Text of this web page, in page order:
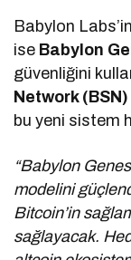
Babylon
ise Babylon
güvenliğini
Network (BSN)
bu yeni sistem
“Babylon
modelini
Bitcoin’in
sağlayacak.